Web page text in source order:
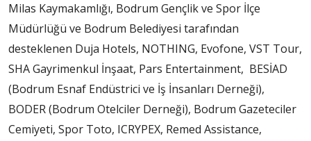
Milas Kaymakamlığı, Bodrum Gençlik ve Spor İlçe
Müdürlüğü ve Bodrum Belediyesi tarafından
desteklenen Duja Hotels, NOTHING, Evofone, VST Tour,
SHA Gayrimenkul İnşaat, Pars Entertainment, BESİAD
(Bodrum Esnaf Endüstrici ve İş İnsanları Derneği),
BODER (Bodrum Otelciler Derneği), Bodrum Gazeteciler
Cemiyeti, Spor Toto, ICRYPEX, Remed Assistance,